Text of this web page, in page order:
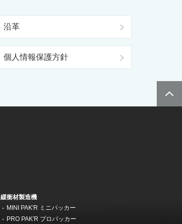
沿革
個人情報保護方針
緩衝材製造機
MINI PAK'R ミニパッカー
PRO PAK'R プロパッカー